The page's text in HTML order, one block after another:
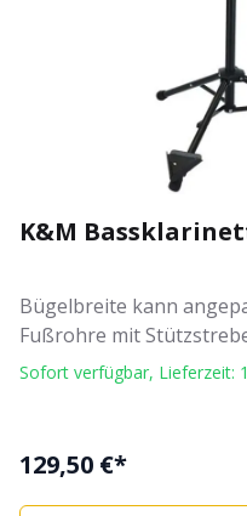
K&M
Bügelbreite kann
Fußrohre mit
Sofort verfügbar, Lieferzeit:
129,50 €*